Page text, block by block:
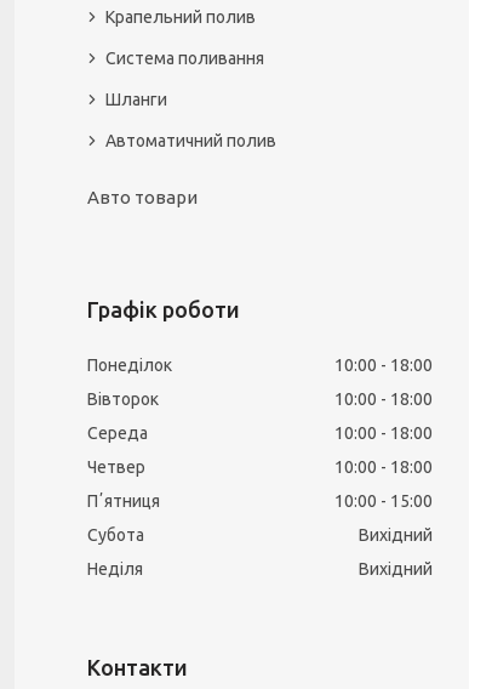
Крапельний полив
Система поливання
Шланги
Автоматичний полив
Авто товари
Графік роботи
Понеділок 10:00
18:00
Вівторок
10:00
18:00
Середа
10:00
18:00
Четвер
10:00
18:00
Пʼятниця
10:00
15:00
Субота
Вихідний
Неділя
Вихідний